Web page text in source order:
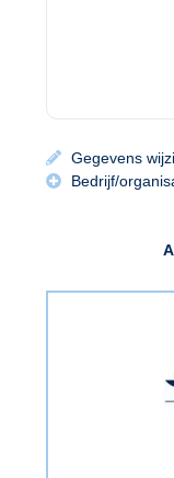
Gegevens
Bedrijf/